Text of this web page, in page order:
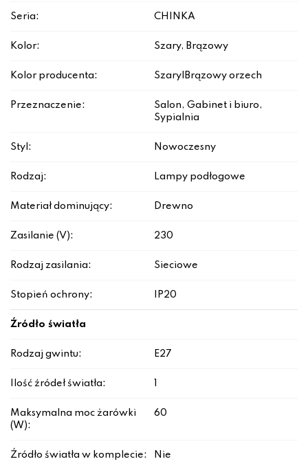
Seria: CHINKA
Kolor: Szary, Brązowy
Kolor producenta: Szary|Brązowy orzech
Przeznaczenie:
Salon, Gabinet i biuro,
Sypialnia
Styl: Nowoczesny
Rodzaj: Lampy podłogowe
Materiał dominujący: Drewno
Zasilanie (V): 230
Rodzaj zasilania: Sieciowe
Stopień ochrony: IP20
Źródło światła
Rodzaj gwintu: E27
Ilość źródeł światła:
Maksymalna moc żarówki
(W):
60
Źródło światła w komplecie: Nie